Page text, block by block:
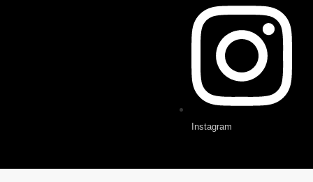
Instagram